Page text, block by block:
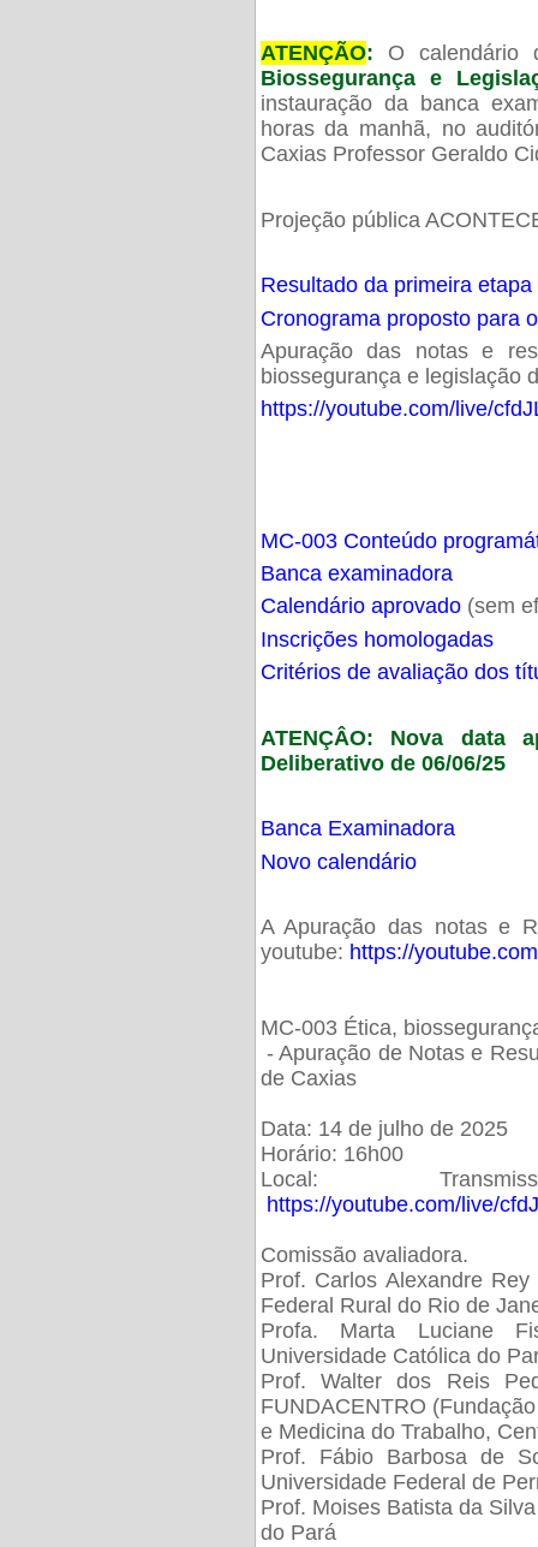
ATENÇÃO: O calendário
Biossegurança e
instauração da banca
horas da manhã, no
Caxias Professor Geraldo
Projeção pública
Resultado da primeira
Cronograma proposto para
Apuração das notas e
biossegurança e legislação
https://youtube.com/live/
MC-003 Conteúdo
Banca examinadora
Calendário aprovado(sem
Inscrições homologadas
Critérios de avaliação dos
ATENÇÂO: Nova data
Deliberativo de 06/06/25
Banca Examinadora
Novo calendário
A Apuração das notas e
youtube: https://
MC-003 Ética,
- Apuração de Notas e
de Caxias
Data: 14 de julho de 2025
Horário: 16h00
Local:
https://youtube.com/live/
Comissão avaliadora.
Prof. Carlos Alexandre
Federal Rural do Rio de
Profa. Marta Luciane
Universidade Católica do
Prof. Walter dos Reis
FUNDACENTRO
e Medicina do Trabalho,
Prof. Fábio Barbosa de
Universidade Federal de
Prof. Moises Batista da
do Pará